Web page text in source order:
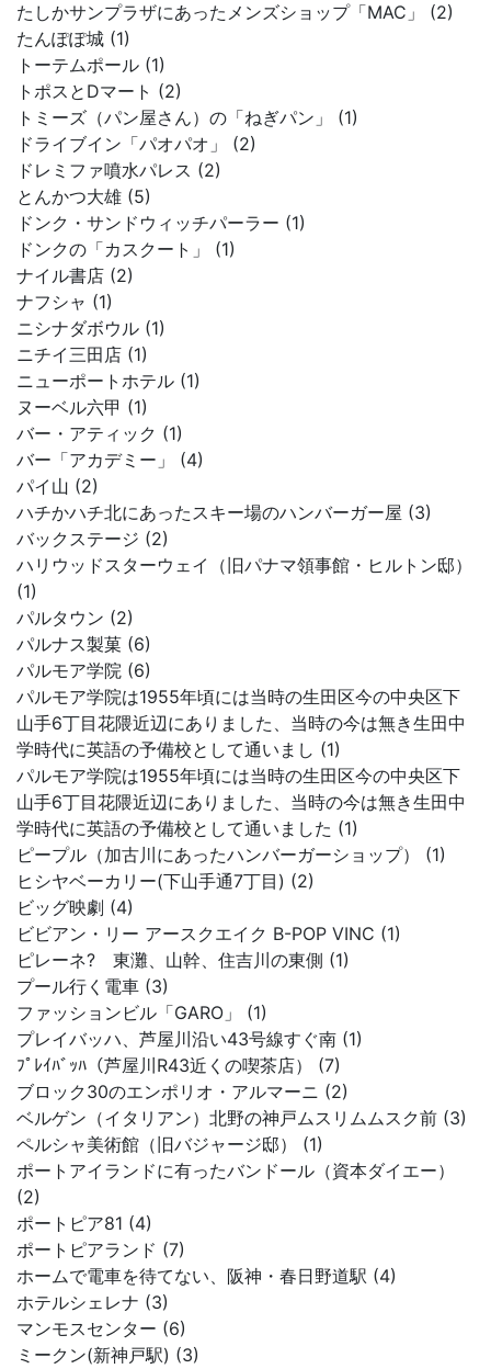
たしかサンプラザにあったメンズショップ「MAC」 (2)
たんぽぽ城 (1)
トーテムポール (1)
トポスとDマート (2)
トミーズ（パン屋さん）の「ねぎパン」 (1)
ドライブイン「パオパオ」 (2)
ドレミファ噴水パレス (2)
とんかつ大雄 (5)
ドンク・サンドウィッチパーラー (1)
ドンクの「カスクート」 (1)
ナイル書店 (2)
ナフシャ (1)
ニシナダボウル (1)
ニチイ三田店 (1)
ニューポートホテル (1)
ヌーベル六甲 (1)
バー・アティック (1)
バー「アカデミー」 (4)
パイ山 (2)
ハチかハチ北にあったスキー場のハンバーガー屋 (3)
バックステージ (2)
ハリウッドスターウェイ（旧パナマ領事館・ヒルトン邸）
(1)
パルタウン (2)
パルナス製菓 (6)
パルモア学院 (6)
パルモア学院は1955年頃には当時の生田区今の中央区下
山手6丁目花隈近辺にありました、当時の今は無き生田中
学時代に英語の予備校として通いまし (1)
パルモア学院は1955年頃には当時の生田区今の中央区下
山手6丁目花隈近辺にありました、当時の今は無き生田中
学時代に英語の予備校として通いました (1)
ピープル（加古川にあったハンバーガーショップ） (1)
ヒシヤベーカリー(下山手通7丁目) (2)
ビッグ映劇 (4)
ビビアン・リー アースクエイク B-POP VINC (1)
ピレーネ? 東灘、山幹、住吉川の東側 (1)
プール行く電車 (3)
ファッションビル「GARO」 (1)
プレイバッハ、芦屋川沿い43号線すぐ南 (1)
ﾌﾟﾚｲﾊﾞｯﾊ（芦屋川R43近くの喫茶店） (7)
ブロック30のエンポリオ・アルマーニ (2)
ベルゲン（イタリアン）北野の神戸ムスリムムスク前 (3)
ペルシャ美術館（旧バジャージ邸） (1)
ポートアイランドに有ったバンドール（資本ダイエー）
(2)
ポートピア81 (4)
ポートピアランド (7)
ホームで電車を待てない、阪神・春日野道駅 (4)
ホテルシェレナ (3)
マンモスセンター (6)
ミークン(新神戸駅) (3)